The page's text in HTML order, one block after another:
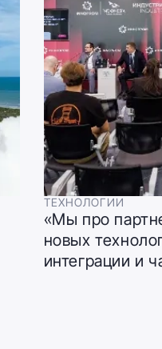
ТЕХНОЛОГИИ
«Мы про
новых
интеграции и